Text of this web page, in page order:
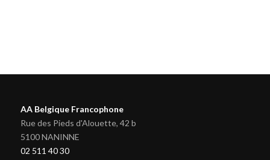
AA Belgique Francophone
Rue des Pieds d'Alouette, 42 b
5100 NANINNE
02 511 40 30